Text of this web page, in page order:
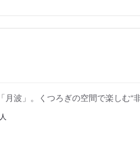
波」。くつろぎの空間で楽しむ“
人